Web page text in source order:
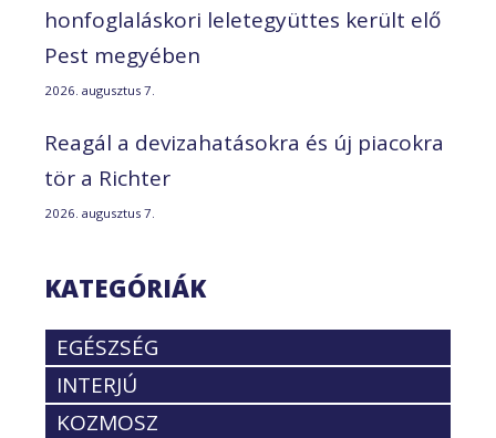
honfoglaláskori leletegyüttes került elő
Pest megyében
2026. augusztus 7.
Reagál a devizahatásokra és új piacokra
tör a Richter
2026. augusztus 7.
KATEGÓRIÁK
EGÉSZSÉG
INTERJÚ
KOZMOSZ